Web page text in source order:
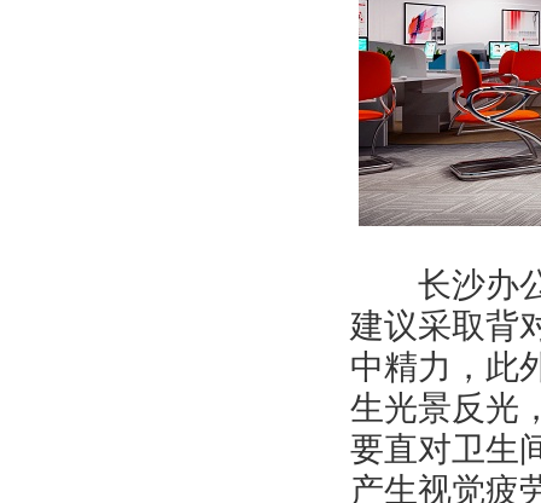
长沙办公
建议采取背
中精力，此
生光景反光
要直对卫生
产生视觉疲